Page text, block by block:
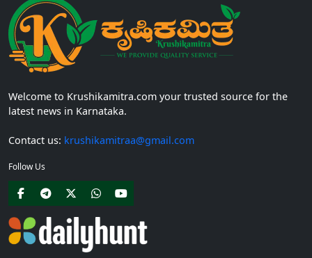
Welcome to Krushikamitra.com your trusted source for the
latest news in Karnataka.
Contact us: krushikamitraa@gmail.com
Follow Us